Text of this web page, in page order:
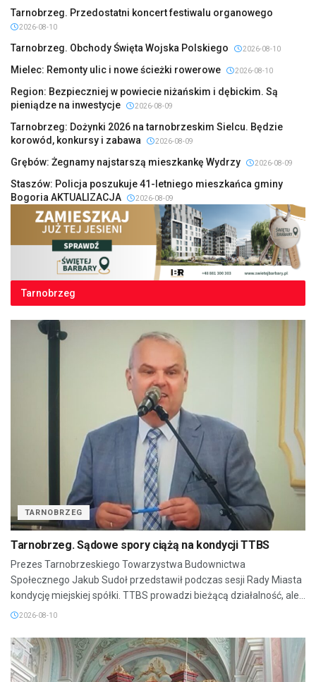
Tarnobrzeg. Przedostatni koncert festiwalu organowego
2026-08-10
Tarnobrzeg. Obchody Święta Wojska Polskiego 2026-08-10
Mielec: Remonty ulic i nowe ścieżki rowerowe 2026-08-10
Region: Bezpieczniej w powiecie niżańskim i dębickim. Są
pieniądze na inwestycje
2026-08-09
Tarnobrzeg: Dożynki 2026 na tarnobrzeskim Sielcu. Będzie
korowód, konkursy i zabawa
2026-08-09
Grębów: Żegnamy najstarszą mieszkankę Wydrzy 2026-08-09
Staszów: Policja poszukuje 41-letniego mieszkańca gminy
Bogoria AKTUALIZACJA
2026-08-09
Tarnobrzeg
TARNOBRZEG
Tarnobrzeg. Sądowe spory ciążą na kondycji TTBS
Prezes Tarnobrzeskiego Towarzystwa Budownictwa
Społecznego Jakub Sudoł przedstawił podczas sesji Rady Miasta
kondycję miejskiej spółki. TTBS prowadzi bieżącą działalność, ale...
2026-08-10